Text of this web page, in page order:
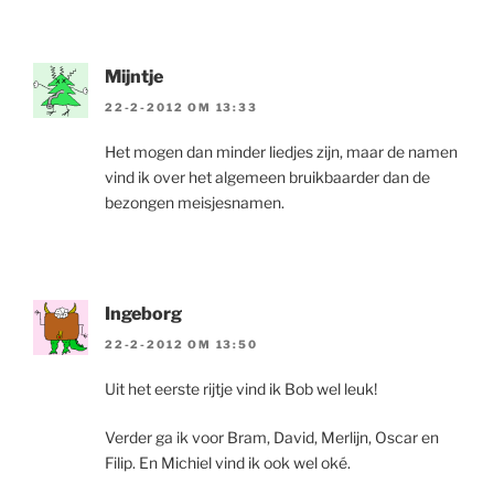
Mijntje
22-2-2012 OM 13:33
Het mogen dan minder liedjes zijn, maar de namen
vind ik over het algemeen bruikbaarder dan de
bezongen meisjesnamen.
Ingeborg
22-2-2012 OM 13:50
Uit het eerste rijtje vind ik Bob wel leuk!
Verder ga ik voor Bram, David, Merlijn, Oscar en
Filip. En Michiel vind ik ook wel oké.